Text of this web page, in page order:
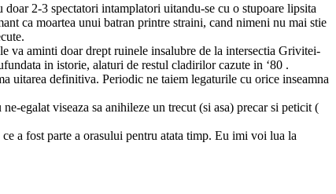
doar 2-3 spectatori intamplatori uitandu-se cu o stupoare lipsita
ca moartea unui batran printre straini, cand nimeni nu mai stie
va aminti doar drept ruinele insalubre de la intersectia Grivitei-
in istorie, alaturi de restul cladirilor cazute in ‘80 .
uitarea definitiva. Periodic ne taiem legaturile cu orice inseamna
egalat viseaza sa anihileze un trecut (si asa) precar si peticit (
a fost parte a orasului pentru atata timp. Eu imi voi lua la